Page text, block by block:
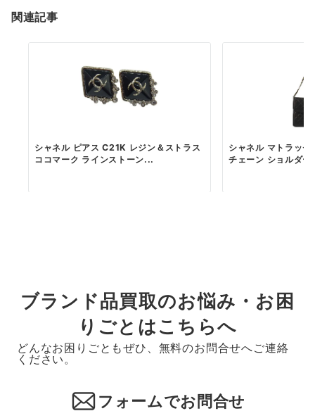
関連記事
シャネル ピアス C21K レジン＆ストラス
ココマーク ラインストーン...
シャネル マトラッ
チェーン ショルダ
ブランド品買取のお悩み・お困
りごとはこちらへ
どんなお困りごともぜひ、無料のお問合せへご連絡
ください。
フォームでお問合せ